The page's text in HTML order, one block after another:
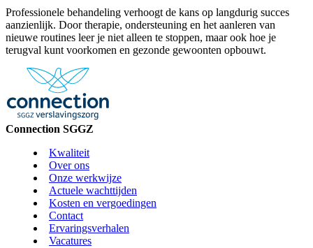
Professionele behandeling verhoogt de kans op langdurig succes
aanzienlijk. Door therapie, ondersteuning en het aanleren van
nieuwe routines leer je niet alleen te stoppen, maar ook hoe je
terugval kunt voorkomen en gezonde gewoonten opbouwt.
Connection SGGZ
Kwaliteit
Over ons
Onze werkwijze
Actuele wachttijden
Kosten en vergoedingen
Contact
Ervaringsverhalen
Vacatures